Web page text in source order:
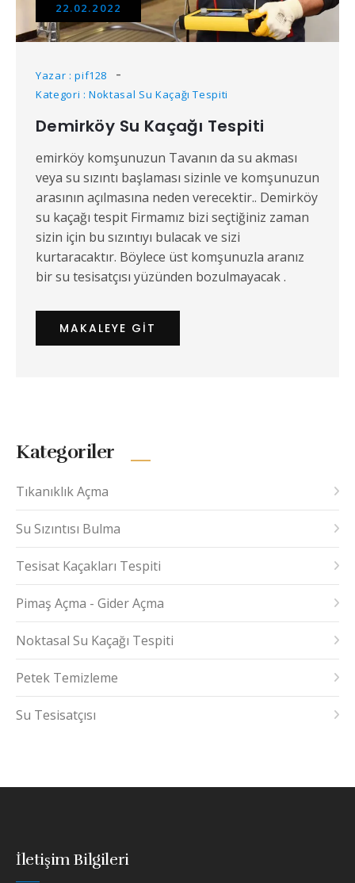
22.02.2022
Yazar : pif128
Kategori : Noktasal Su Kaçağı Tespiti
Demirköy Su Kaçağı Tespiti
emirköy komşunuzun Tavanın da su akması
veya su sızıntı başlaması sizinle ve komşunuzun
arasının açılmasına neden verecektir.. Demirköy
su kaçağı tespit Firmamız bizi seçtiğiniz zaman
sizin için bu sızıntıyı bulacak ve sizi
kurtaracaktır. Böylece üst komşunuzla aranız
bir su tesisatçısı yüzünden bozulmayacak .
MAKALEYE GIT
Kategoriler
Tıkanıklık Açma
Su Sızıntısı Bulma
Tesisat Kaçakları Tespiti
Pimaş Açma - Gider Açma
Noktasal Su Kaçağı Tespiti
Petek Temizleme
Su Tesisatçısı
İletişim Bilgileri